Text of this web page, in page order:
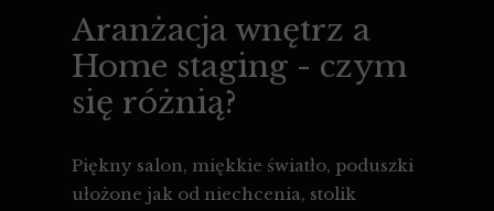
Piękny salon, miękkie światło, poduszki
ułożone jak od niechcenia, stolik
Aranżacja wnętrz a
Home staging - czym
się różnią?